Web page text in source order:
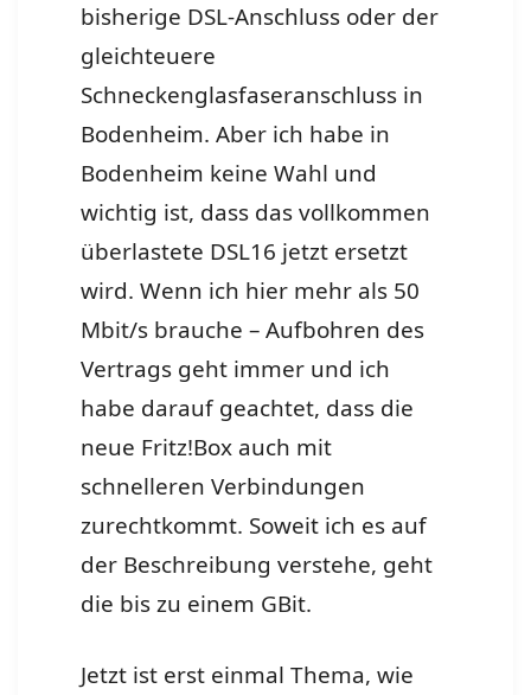
bisherige DSL-Anschluss oder der
gleichteuere
Schneckenglasfaseranschluss in
Bodenheim. Aber ich habe in
Bodenheim keine Wahl und
wichtig ist, dass das vollkommen
überlastete DSL16 jetzt ersetzt
wird. Wenn ich hier mehr als 50
Mbit/s brauche – Aufbohren des
Vertrags geht immer und ich
habe darauf geachtet, dass die
neue Fritz!Box auch mit
schnelleren Verbindungen
zurechtkommt. Soweit ich es auf
der Beschreibung verstehe, geht
die bis zu einem GBit.
Jetzt ist erst einmal Thema, wie